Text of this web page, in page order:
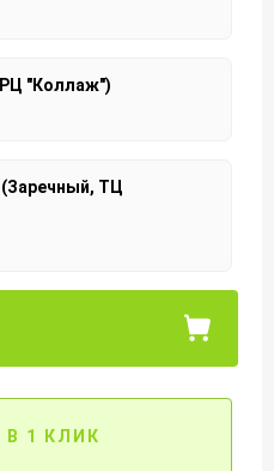
"Коллаж")
ТЦ
В 1 КЛИК